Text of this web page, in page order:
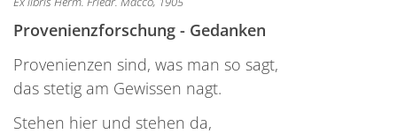
Provenienzforschung - Gedanken
Provenienzen sind, was man so sagt,
das stetig am Gewissen nagt.
Stehen hier und stehen da,